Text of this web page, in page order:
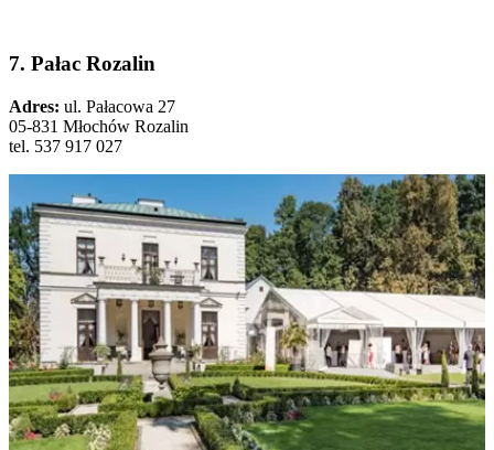
7. Pałac Rozalin
Adres: ul. Pałacowa 27
05-831 Młochów Rozalin
tel. 537 917 027